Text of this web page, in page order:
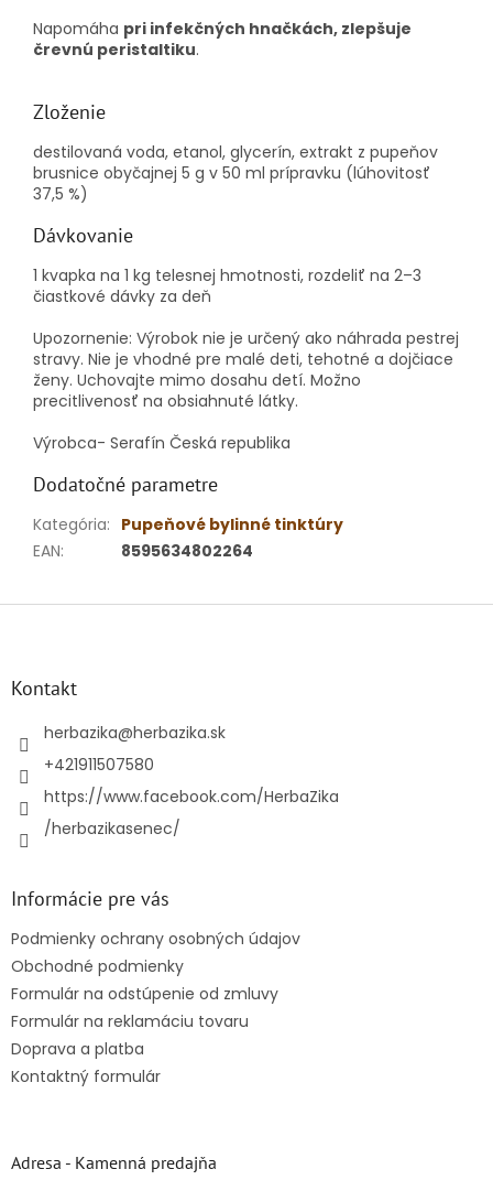
Napomáha pri infekčných hnačkách, zlepšuje
črevnú peristaltiku.
Zloženie
destilovaná voda, etanol, glycerín, extrakt z pupeňov
brusnice obyčajnej 5 g v 50 ml prípravku (lúhovitosť
37,5 %)
Dávkovanie
1 kvapka na 1 kg telesnej hmotnosti, rozdeliť na 2–3
čiastkové dávky za deň
Upozornenie: Výrobok nie je určený ako náhrada pestrej
stravy. Nie je vhodné pre malé deti, tehotné a dojčiace
ženy. Uchovajte mimo dosahu detí. Možno
precitlivenosť na obsiahnuté látky.
Výrobca- Serafín Česká republika
Dodatočné parametre
Kategória: Pupeňové bylinné tinktúry
EAN: 8595634802264
Kontakt
herbazika@herbazika.sk
+421911507580
https://www.facebook.com/HerbaZika
/herbazikasenec/
Informácie pre vás
Podmienky ochrany osobných údajov
Obchodné podmienky
Formulár na odstúpenie od zmluvy
Formulár na reklamáciu tovaru
Doprava a platba
Kontaktný formulár
Adresa - Kamenná predajňa